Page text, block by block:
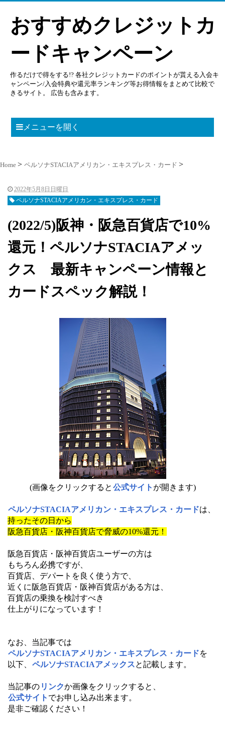
おすすめクレジットカ
ードキャンペーン
作るだけで得をする!? 各社クレジットカードのポイントが貰える入会キ
ャンペーン/入会特典や還元率ランキング等お得情報をまとめて比較で
きるサイト。 広告も含みます。
メニューを開く
Home ペルソナSTACIAアメリカン・エキスプレス・カード
2022年5月8日日曜日
ペルソナSTACIAアメリカン・エキスプレス・カード
(2022/5)阪神・阪急百貨店で10%
還元！ペルソナSTACIAアメッ
クス 最新キャンペーン情報と
カードスペック解説！
(画像をクリックすると 公式サイト が開きます)
ペルソナSTACIAアメリカン・エキスプレス・カードは、
持ったその日から
阪急百貨店・阪神百貨店で脅威の10%還元！
阪急百貨店・阪神百貨店ユーザーの方は
もちろん必携ですが、
百貨店、デパートを良く使う方で、
近くに阪急百貨店・阪神百貨店がある方は、
百貨店の乗換を検討すべき
仕上がりになっています！
なお、当記事では
ペルソナSTACIAアメリカン・エキスプレス・カードを
以下、 ペルソナSTACIAアメックスと記載します。
当記事の リンクか画像をクリックすると、
公式サイト でお申し込み出来ます。
是非ご確認ください！